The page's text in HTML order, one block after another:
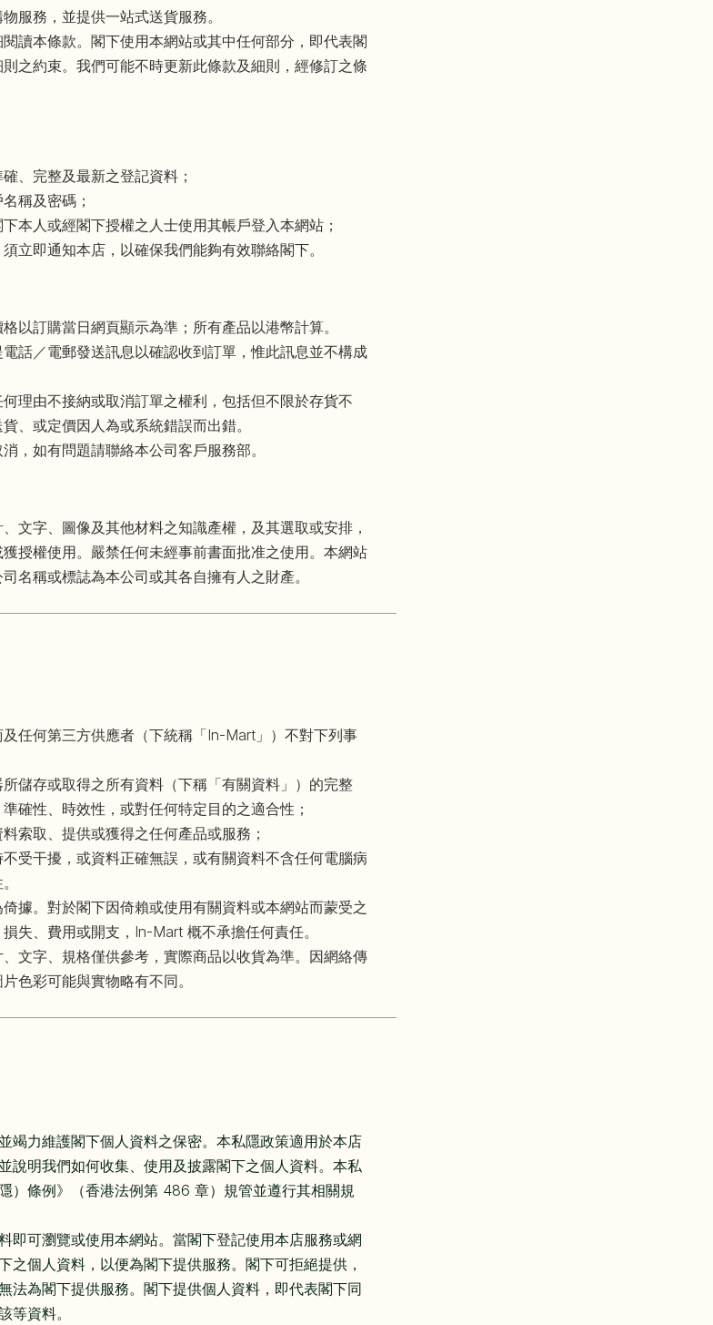
服務，並提供一站式送貨服務。
讀本條款。閣下使用本網站或其中任何部分，即代表閣
之約束。我們可能不時更新此條款及細則，經修訂之條
、完整及最新之登記資料；
稱及密碼；
本人或經閣下授權之人士使用其帳戶登入本網站；
立即通知本店，以確保我們能夠有效聯絡閣下。
以訂購當日網頁顯示為準；所有產品以港幣計算。
話／電郵發送訊息以確認收到訂單，惟此訊息並不構成
理由不接納或取消訂單之權利，包括但不限於存貨不
、或定價因人為或系統錯誤而出錯。
，如有問題請聯絡本公司客戶服務部。
文字、圖像及其他材料之知識產權，及其選取或安排，
授權使用。嚴禁任何未經事前書面批准之使用。本網站
名稱或標誌為本公司或其各自擁有人之財產。
任何第三方供應者（下統稱「In-Mart」）不對下列事
儲存或取得之所有資料（下稱「有關資料」）的完整
確性、時效性，或對任何特定目的之適合性；
索取、提供或獲得之任何產品或服務；
受干擾，或資料正確無誤，或有關資料不含任何電腦病
據。對於閣下因倚賴或使用有關資料或本網站而蒙受之
失、費用或開支，In-Mart 概不承擔任何責任。
文字、規格僅供參考，實際商品以收貨為準。因網絡傳
色彩可能與實物略有不同。
竭力維護閣下個人資料之保密。本私隱政策適用於本店
說明我們如何收集、使用及披露閣下之個人資料。本私
）條例》（香港法例第 486 章）規管並遵行其相關規
即可瀏覽或使用本網站。當閣下登記使用本店服務或網
之個人資料，以便為閣下提供服務。閣下可拒絕提供，
法為閣下提供服務。閣下提供個人資料，即代表閣下同
等資料。